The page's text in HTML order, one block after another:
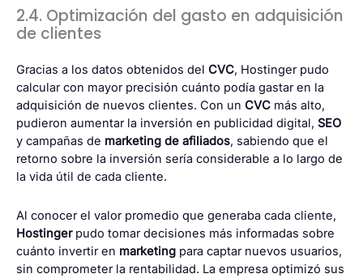
2.4. Optimización del gasto en adquisición
de clientes
Gracias a los datos obtenidos del CVC, Hostinger pudo
calcular con mayor precisión cuánto podía gastar en la
adquisición de nuevos clientes. Con un CVC más alto,
pudieron aumentar la inversión en publicidad digital, SEO
y campañas de marketing de afiliados, sabiendo que el
retorno sobre la inversión sería considerable a lo largo de
la vida útil de cada cliente.
Al conocer el valor promedio que generaba cada cliente,
Hostingerpudo tomar decisiones más informadas sobre
cuánto invertir en marketing para captar nuevos usuarios,
sin comprometer la rentabilidad. La empresa optimizó sus